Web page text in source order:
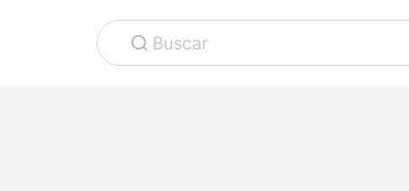
Buscar